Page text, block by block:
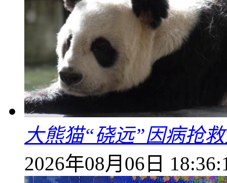
大熊猫“硗远”因病抢
2026年08月06日